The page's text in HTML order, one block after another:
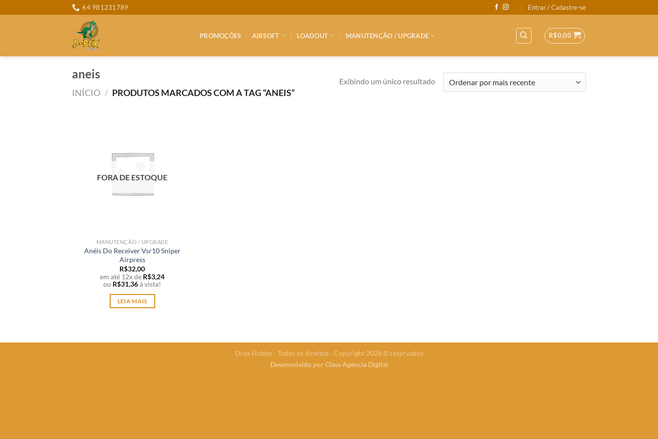
to
64 981231789 Entrar / Cadastre-se
PROMOÇÕES AIRSOFT LOADOUT MANUTENÇÃO / UPGRADE R$0,00
aneis
INÍCIO / PRODUTOS MARCADOS COM A TAG “ANEIS”
Exibindo um único resultado
FORA DE ESTOQUE
MANUTENÇÃO / UPGRADE
Anéis Do Receiver Vsr10 Sniper
Airpress
R$32,00
em até 12x de R$3,24
ou R$31,36à vista!
LEIA MAIS
Drex Hobby - Todos os direitos - Copyright 2026 © reservados
Desenvolvido porClass Agência Digital